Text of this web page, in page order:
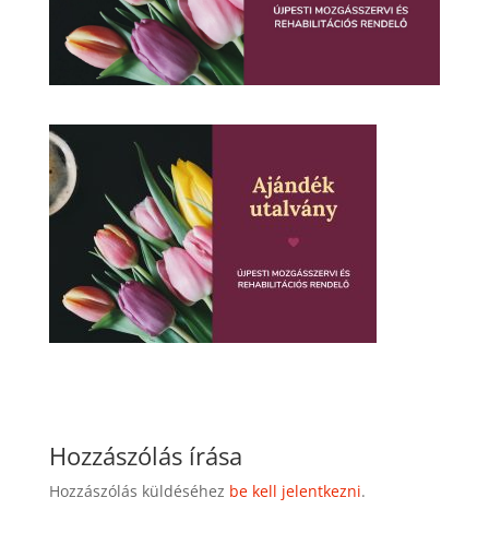
Hozzászólás írása
Hozzászólás küldéséhez be kell jelentkezni.